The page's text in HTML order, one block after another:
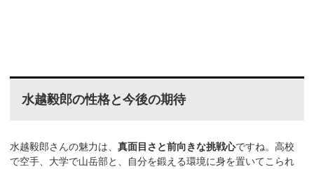
水越毅郎の性格と今後の期待
水越毅郎さんの魅力は、真面目さと前向きな挑戦心ですね。高校
で空手、大学で山岳部と、自分を鍛える環境に身を置いてこられ